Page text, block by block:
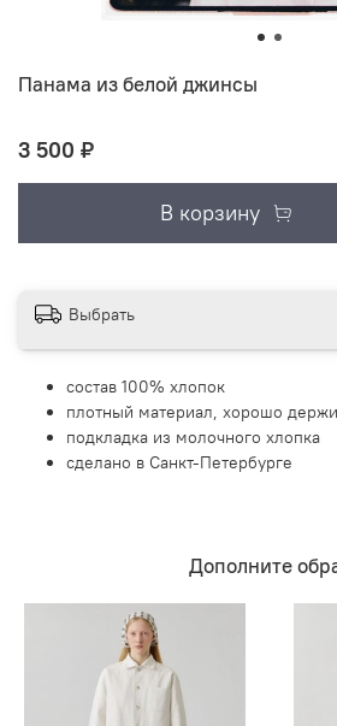
Панама из белой джинсы
3 500 ₽
В корзину
Выбрать
состав 100% хлопок
плотный материал, хорошо
подкладка из молочного хлопка
сделано в Санкт-Петербурге
Дополните